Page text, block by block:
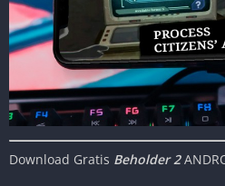
Download Gratis Beholder 2